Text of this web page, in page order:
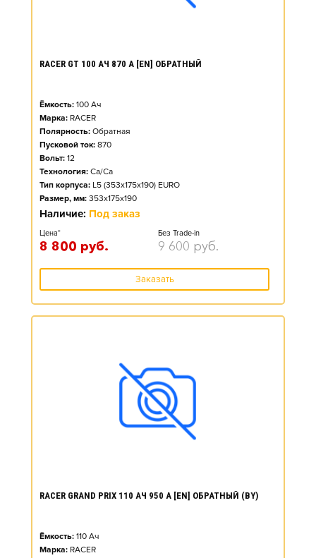
RACER GT 100 АЧ 870 А [EN] ОБРАТНЫЙ
Ёмкость: 100 Ач
Марка: RACER
Полярность: Обратная
Пусковой ток: 870
Вольт: 12
Технология: Ca/Ca
Тип корпуса: L5 (353x175x190) EURO
Размер, мм: 353x175x190
Наличие: Под заказ
Цена*
8 800 руб.
Без Trade-in
9 600 руб.
Заказать
RACER GRAND PRIX 110 АЧ 950 А [EN] ОБРАТНЫЙ (BY)
Ёмкость: 110 Ач
Марка: RACER